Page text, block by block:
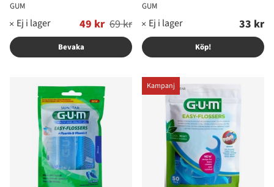
GUM
49 kr
Ordinarie pris: 69 kr
Bevaka
GUM
33 kr
Köp!
Kampanj